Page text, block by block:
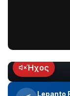
Κωτσανά
για
τα
LIVEΉχος
Lepanto